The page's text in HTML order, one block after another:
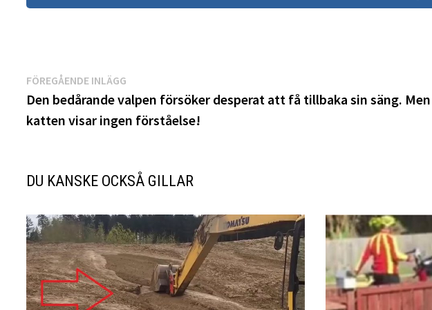
Inläggsnavigering
FÖREGÅENDE INLÄGG
inlägg:
Den bedårande valpen försöker desperat att få tillbaka sin säng. Men
katten visar ingen förståelse!
DU KANSKE OCKSÅ GILLAR